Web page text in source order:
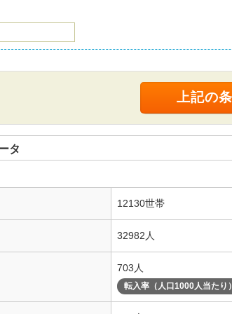
タ
12130世帯
32982人
703人
転入率（人口1000人当たり）